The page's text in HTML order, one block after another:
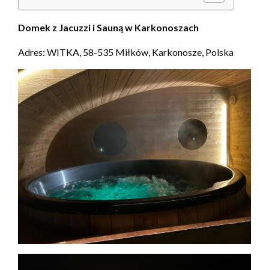
Domek z Jacuzzi i Sauną w Karkonoszach
Adres: WITKA, 58-535 Miłków, Karkonosze, Polska